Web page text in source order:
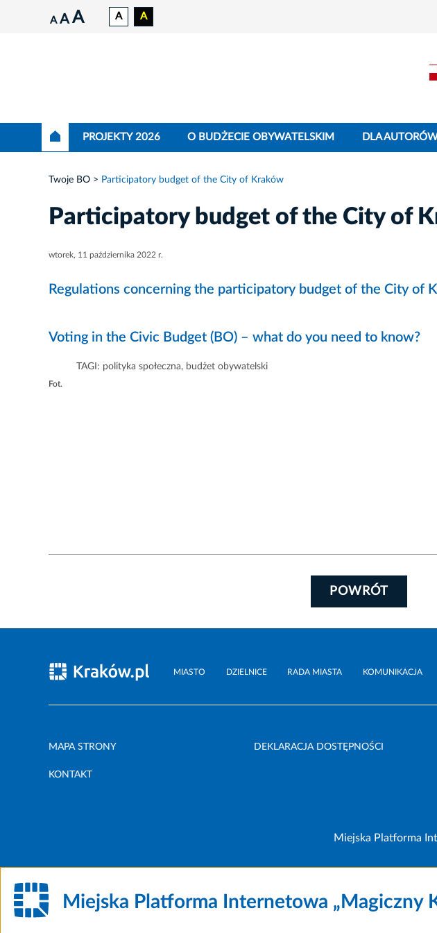
A A A A A
PROJEKTY 2026 O BUDŻECIE OBYWATELSKIM DLA
Twoje BO Participatory budget of the City of Kraków
Participatory budget of the City of
wtorek, 11 października 2022 r.
Regulations concerning the participatory budget of the City of
Voting in the Civic Budget (BO) – what do you need to know?
Fot.
TAGI: polityka społeczna, budżet obywatelski
POWRÓT
MIASTO DZIELNICE RADA MIASTA KOMUNIKACJA
MAPA STRONY DEKLARACJA DOSTĘPNOŚCI
KONTAKT
Miejska Platforma
Miejska Platforma Internetowa „Magiczny